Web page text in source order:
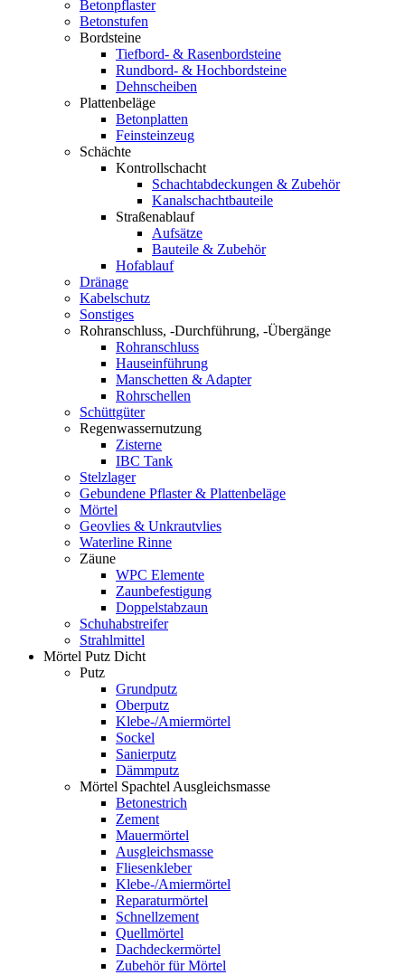
Betonpflaster
Betonstufen
Bordsteine
Tiefbord- & Rasenbordsteine
Rundbord- & Hochbordsteine
Dehnscheiben
Plattenbeläge
Betonplatten
Feinsteinzeug
Schächte
Kontrollschacht
Schachtabdeckungen & Zubehör
Kanalschachtbauteile
Straßenablauf
Aufsätze
Bauteile & Zubehör
Hofablauf
Dränage
Kabelschutz
Sonstiges
Rohranschluss, -Durchführung, -Übergänge
Rohranschluss
Hauseinführung
Manschetten & Adapter
Rohrschellen
Schüttgüter
Regenwassernutzung
Zisterne
IBC Tank
Stelzlager
Gebundene Pflaster & Plattenbeläge
Mörtel
Geovlies & Unkrautvlies
Waterline Rinne
Zäune
WPC Elemente
Zaunbefestigung
Doppelstabzaun
Schuhabstreifer
Strahlmittel
Mörtel Putz Dicht
Putz
Grundputz
Oberputz
Klebe-/Amiermörtel
Sockel
Sanierputz
Dämmputz
Mörtel Spachtel Ausgleichsmasse
Betonestrich
Zement
Mauermörtel
Ausgleichsmasse
Fliesenkleber
Klebe-/Amiermörtel
Reparaturmörtel
Schnellzement
Quellmörtel
Dachdeckermörtel
Zubehör für Mörtel